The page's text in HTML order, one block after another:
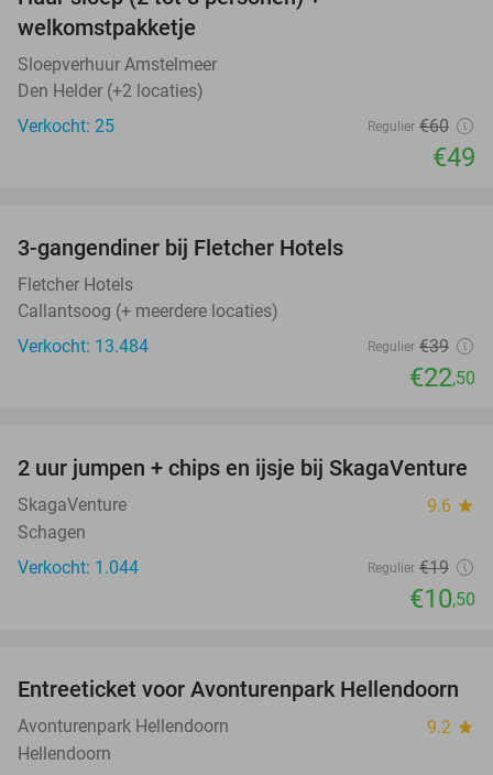
welkomstpakketje
Sloepverhuur Amstelmeer
Den Helder (+2 locaties)
Verkocht: 25
Regulier €60
€49
3-gangendiner bij Fletcher Hotels
Fletcher Hotels
Callantsoog (+ meerdere locaties)
Verkocht: 13.484
Regulier €39
€22,50
45%
2 uur jumpen + chips en ijsje bij SkagaVenture
SkagaVenture 9.6 star
Schagen
Verkocht: 1.044
Regulier €19
€10,50
41%
Entreeticket voor Avonturenpark Hellendoorn
Avonturenpark Hellendoorn 9.2 star
Hellendoorn